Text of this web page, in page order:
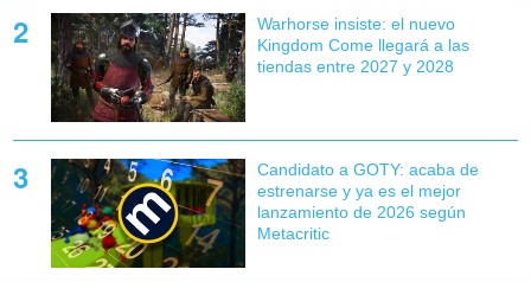
Warhorse insiste: el nuevo
Kingdom Come llegará a las
tiendas entre 2027 y 2028
Candidato a GOTY: acaba de
estrenarse y ya es el mejor
lanzamiento de 2026 según
Metacritic